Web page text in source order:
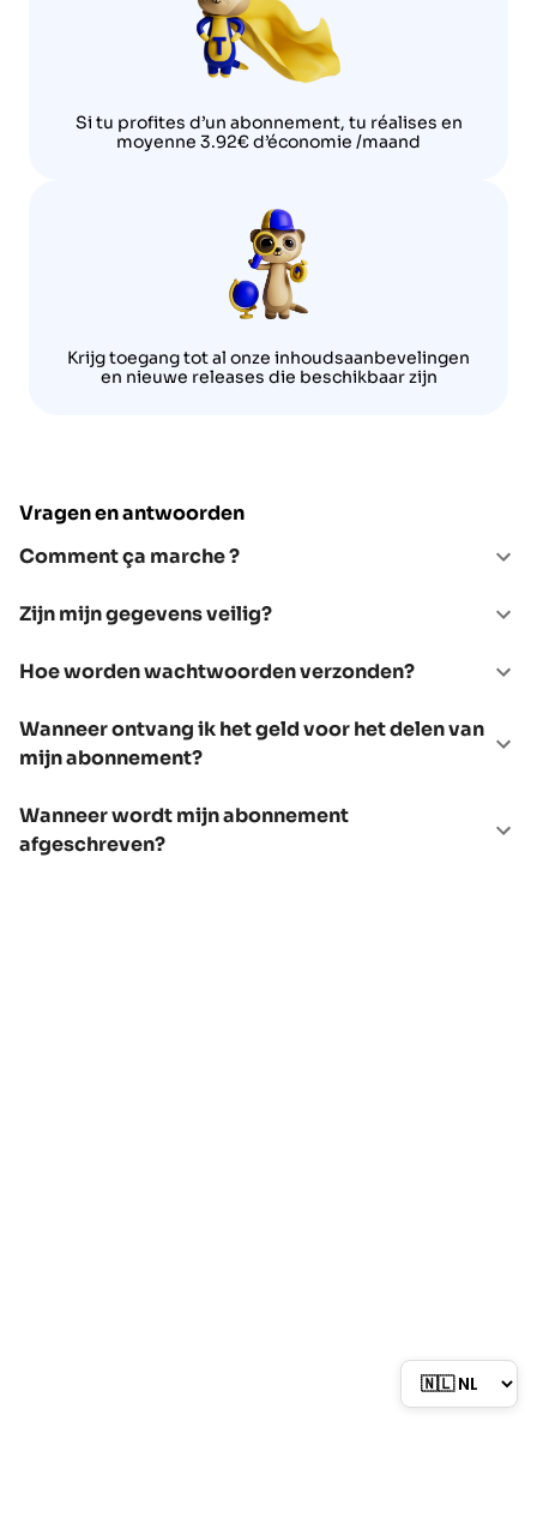
Si tu profites d’un abonnement, tu réalises en
moyenne 3.92€ d’économie /maand
Krijg toegang tot al onze inhoudsaanbevelingen
en nieuwe releases die beschikbaar zijn
Vragen en antwoorden
Comment ça marche ?
Zijn mijn gegevens veilig?
Hoe worden wachtwoorden verzonden?
Wanneer ontvang ik het geld voor het delen van
mijn abonnement?
Wanneer wordt mijn abonnement
afgeschreven?